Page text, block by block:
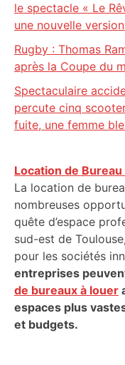
le spectacle « Le
une nouvelle
Rugby : Thomas
après la Coupe du
Spectaculaire
percute cinq
fuite, une femme
Location de Bureau
La location de
nombreuses
quête d’espace
sud-est de
pour les sociétés
entreprises
de bureaux à louer
espaces plus
et budgets.